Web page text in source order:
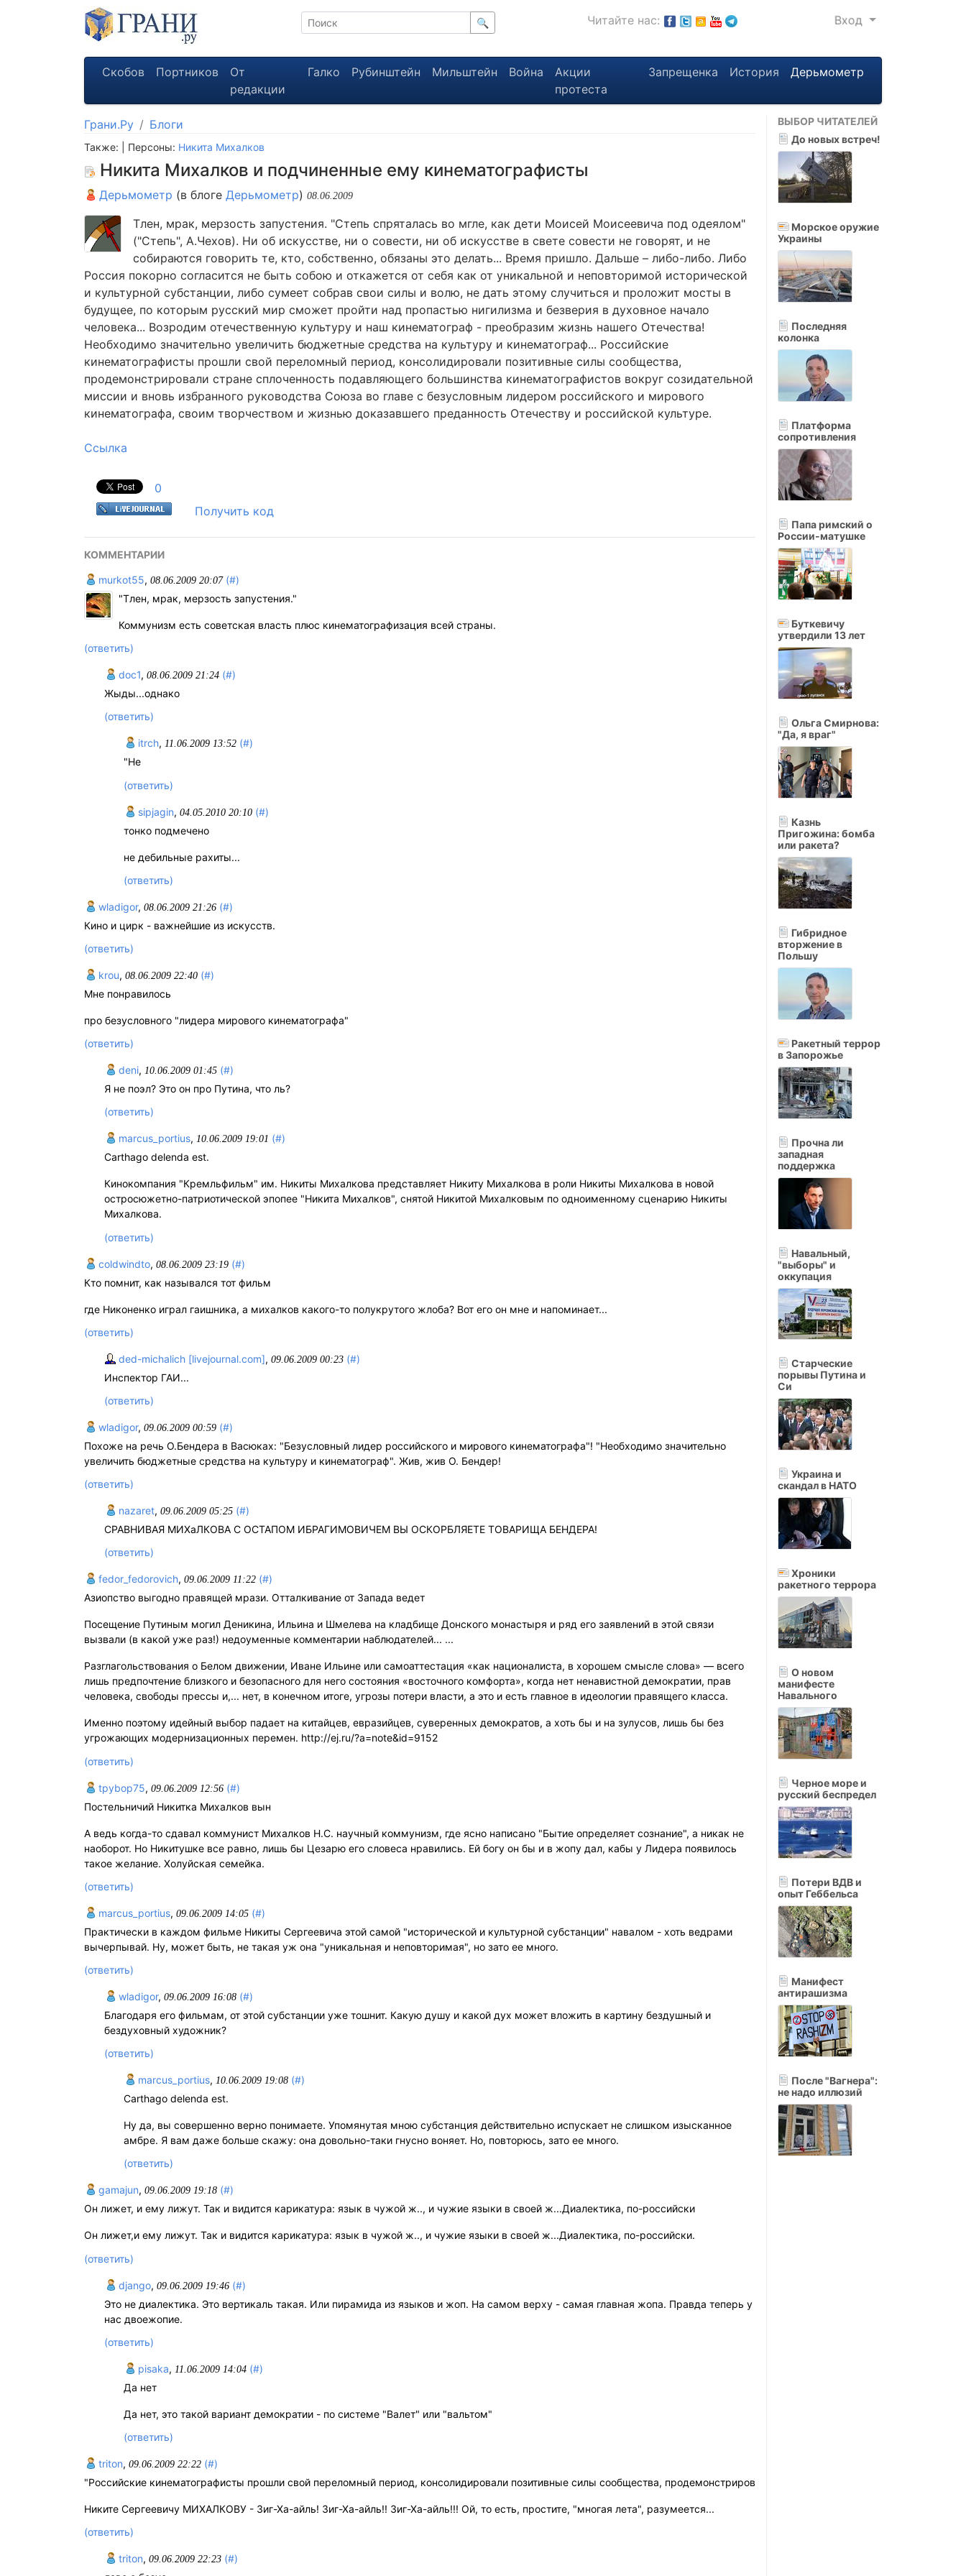
🔍 Читайте нас: Вход
Скобов Портников
От
редакции
Галко Рубинштейн Мильштейн Война
Акции
протеста
Запрещенка История Дерьмометр
Грани.Ру Блоги
Также: | Персоны: Никита Михалков
Никита Михалков и подчиненные ему кинематографисты
Дерьмометр (в блоге Дерьмометр) 08.06.2009
Тлен, мрак, мерзость запустения. "Степь спряталась во мгле, как дети Моисей Моисеевича под одеялом"
("Степь", А.Чехов). Ни об искусстве, ни о совести, ни об искусстве в свете совести не говорят, и не
собираются говорить те, кто, собственно, обязаны это делать... Время пришло. Дальше – либо-либо. Либо
Россия покорно согласится не быть собою и откажется от себя как от уникальной и неповторимой исторической
и культурной субстанции, либо сумеет собрав свои силы и волю, не дать этому случиться и проложит мосты в
будущее, по которым русский мир сможет пройти над пропастью нигилизма и безверия в духовное начало
человека... Возродим отечественную культуру и наш кинематограф - преобразим жизнь нашего Отечества!
Необходимо значительно увеличить бюджетные средства на культуру и кинематограф... Российские
кинематографисты прошли свой переломный период, консолидировали позитивные силы сообщества,
продемонстрировали стране сплоченность подавляющего большинства кинематографистов вокруг созидательной
миссии и вновь избранного руководства Союза во главе с безусловным лидером российского и мирового
кинематографа, своим творчеством и жизнью доказавшего преданность Отечеству и российской культуре.
Ссылка
0
Получить код
КОММЕНТАРИИ
murkot55, 08.06.2009 20:07 (#)
"Тлен, мрак, мерзость запустения."
Коммунизм есть советская власть плюс кинематографизация всей страны.
(ответить)
doc1,08.06.2009 21:24 (#)
Жыды...однако
(ответить)
itrch,11.06.2009 13:52 (#)
"Не
(ответить)
sipjagin,04.05.2010 20:10 (#)
тонко подмечено
не дебильные рахиты...
(ответить)
wladigor, 08.06.2009 21:26 (#)
Кино и цирк - важнейшие из искусств.
(ответить)
krou, 08.06.2009 22:40 (#)
Мне понравилось
про безусловного "лидера мирового кинематографа"
(ответить)
deni, 10.06.2009 01:45 (#)
Я не поэл? Это он про Путина, что ль?
(ответить)
marcus_portius,10.06.2009 19:01 (#)
Carthago delenda est.
Кинокомпания "Кремльфильм" им. Никиты Михалкова представляет Никиту Михалкова в роли Никиты Михалкова в новой
остросюжетно-патриотической эпопее "Никита Михалков", снятой Никитой Михалковым по одноименному сценарию Никиты
Михалкова.
(ответить)
coldwindto, 08.06.2009 23:19 (#)
Кто помнит, как назывался тот фильм
где Никоненко играл гаишника, а михалков какого-то полукрутого жлоба? Вот его он мне и напоминает...
(ответить)
ded-michalich [livejournal.com],09.06.2009 00:23 (#)
Инспектор ГАИ...
(ответить)
wladigor, 09.06.2009 00:59 (#)
Похоже на речь О.Бендера в Васюках: "Безусловный лидер российского и мирового кинематографа"! "Необходимо значительно
увеличить бюджетные средства на культуру и кинематограф". Жив, жив О. Бендер!
(ответить)
nazaret,09.06.2009 05:25 (#)
СРАВНИВАЯ МИХаЛКОВА С ОСТАПОМ ИБРАГИМОВИЧЕМ ВЫ ОСКОРБЛЯЕТЕ ТОВАРИЩА БЕНДЕРА!
(ответить)
fedor_fedorovich, 09.06.2009 11:22 (#)
Азиопство выгодно правящей мрази. Отталкивание от Запада ведет
Посещение Путиным могил Деникина, Ильина и Шмелева на кладбище Донского монастыря и ряд его заявлений в этой связи
вызвали (в какой уже раз!) недоуменные комментарии наблюдателей... ...
Разглагольствования о Белом движении, Иване Ильине или самоаттестация «как националиста, в хорошем смысле слова» — всего
лишь предпочтение близкого и безопасного для него состояния «восточного комфорта», когда нет ненавистной демократии, прав
человека, свободы прессы и,... нет, в конечном итоге, угрозы потери власти, а это и есть главное в идеологии правящего класса.
Именно поэтому идейный выбор падает на китайцев, евразийцев, суверенных демократов, а хоть бы и на зулусов, лишь бы без
угрожающих модернизационных перемен. http://ej.ru/?a=note&id=9152
(ответить)
tpybop75, 09.06.2009 12:56 (#)
Постельничий Никитка Михалков вын
А ведь когда-то сдавал коммунист Михалков Н.С. научный коммунизм, где ясно написано "Бытие определяет сознание", а никак не
наоборот. Но Никитушке все равно, лишь бы Цезарю его словеса нравились. Ей богу он бы и в жопу дал, кабы у Лидера появилось
такое желание. Холуйская семейка.
(ответить)
marcus_portius, 09.06.2009 14:05 (#)
Практически в каждом фильме Никиты Сергеевича этой самой "исторической и культурной субстанции" навалом - хоть ведрами
вычерпывай. Ну, может быть, не такая уж она "уникальная и неповторимая", но зато ее много.
(ответить)
wladigor,09.06.2009 16:08 (#)
Благодаря его фильмам, от этой субстанции уже тошнит. Какую душу и какой дух может вложить в картину бездушный и
бездуховный художник?
(ответить)
marcus_portius, 10.06.2009 19:08 (#)
Carthago delenda est.
Ну да, вы совершенно верно понимаете. Упомянутая мною субстанция действительно испускает не слишком изысканное
амбре. Я вам даже больше скажу: она довольно-таки гнусно воняет. Но, повторюсь, зато ее много.
(ответить)
gamajun, 09.06.2009 19:18 (#)
Он лижет, и ему лижут. Так и видится карикатура: язык в чужой ж.., и чужие языки в своей ж...Диалектика, по-российски
Он лижет,и ему лижут. Так и видится карикатура: язык в чужой ж.., и чужие языки в своей ж...Диалектика, по-российски.
(ответить)
django,09.06.2009 19:46 (#)
Это не диалектика. Это вертикаль такая. Или пирамида из языков и жоп. На самом верху - самая главная жопа. Правда теперь у
нас двоежопие.
(ответить)
pisaka, 11.06.2009 14:04 (#)
Да нет
Да нет, это такой вариант демократии - по системе "Валет" или "вальтом"
(ответить)
triton, 09.06.2009 22:22 (#)
"Российские кинематографисты прошли свой переломный период, консолидировали позитивные силы сообщества, продемонстриров
Никите Сергеевичу МИХАЛКОВУ - Зиг-Ха-айль! Зиг-Ха-айль!! Зиг-Ха-айль!!! Ой, то есть, простите, "многая лета", разумеется...
(ответить)
triton,09.06.2009 22:23 (#)
ВЫБОР ЧИТАТЕЛЕЙ
До новых встреч!
Морское оружие
Украины
Последняя
колонка
Платформа
сопротивления
Папа римский о
России-матушке
Буткевичу
утвердили 13 лет
Ольга Смирнова:
"Да, я враг"
Казнь
Пригожина: бомба
или ракета?
Гибридное
вторжение в
Польшу
Ракетный террор
в Запорожье
Прочна ли
западная
поддержка
Навальный,
"выборы" и
оккупация
Старческие
порывы Путина и
Си
Украина и
скандал в НАТО
Хроники
ракетного террора
О новом
манифесте
Навального
Черное море и
русский беспредел
Потери ВДВ и
опыт Геббельса
Манифест
антирашизма
После "Вагнера":
не надо иллюзий